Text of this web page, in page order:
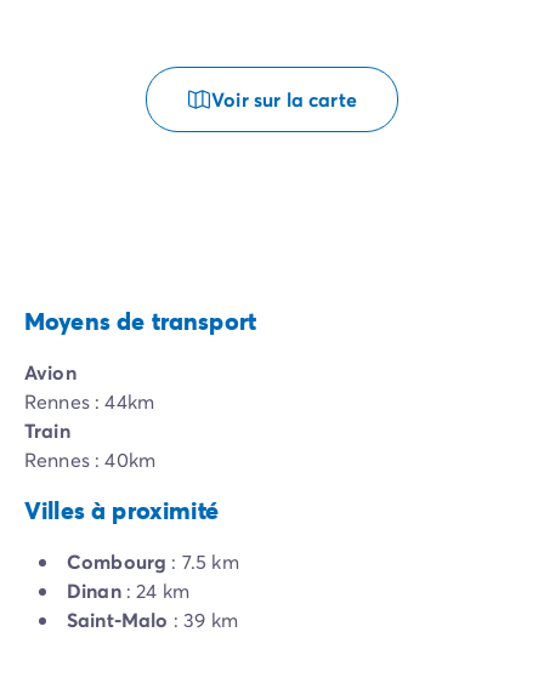
Voir sur la carte
Moyens de transport
Avion
Rennes : 44km
Train
Rennes : 40km
Villes à proximité
Combourg : 7.5 km
Dinan: 24 km
Saint-Malo : 39 km